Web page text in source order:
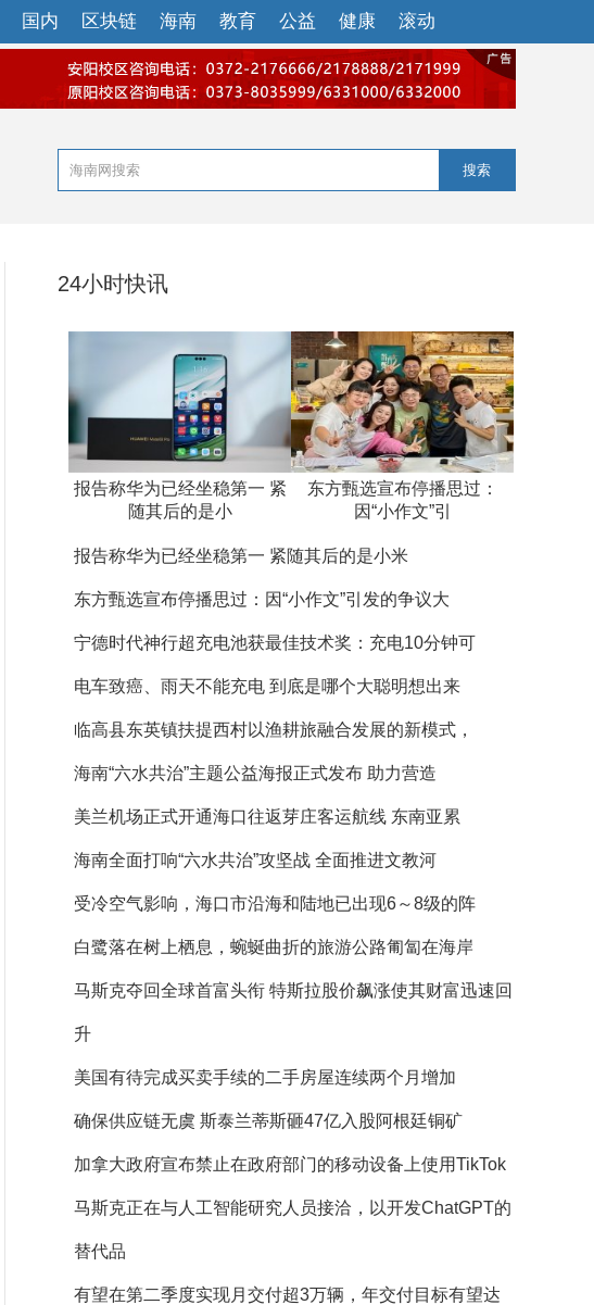
国内 区块链 海南 教育 公益 健康 滚动
搜索
24小时快讯
报告称华为已经坐稳第一 紧
随其后的是小
东方甄选宣布停播思过：
因“小作文”引
报告称华为已经坐稳第一 紧随其后的是小米
东方甄选宣布停播思过：因“小作文”引发的争议大
宁德时代神行超充电池获最佳技术奖：充电10分钟可
电车致癌、雨天不能充电 到底是哪个大聪明想出来
临高县东英镇扶提西村以渔耕旅融合发展的新模式，
海南“六水共治”主题公益海报正式发布 助力营造
美兰机场正式开通海口往返芽庄客运航线 东南亚累
海南全面打响“六水共治”攻坚战 全面推进文教河
受冷空气影响，海口市沿海和陆地已出现6～8级的阵
白鹭落在树上栖息，蜿蜒曲折的旅游公路匍匐在海岸
马斯克夺回全球首富头衔 特斯拉股价飙涨使其财富迅速回
升
美国有待完成买卖手续的二手房屋连续两个月增加
确保供应链无虞 斯泰兰蒂斯砸47亿入股阿根廷铜矿
加拿大政府宣布禁止在政府部门的移动设备上使用TikTok
马斯克正在与人工智能研究人员接洽，以开发ChatGPT的
替代品
有望在第二季度实现月交付超3万辆，年交付目标有望达